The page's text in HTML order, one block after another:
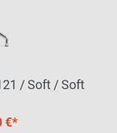
/ Soft / Soft
€*